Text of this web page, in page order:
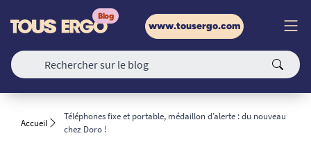
www.tousergo.com
Accueil
Téléphones fixe et portable, médaillon d’alerte : du nouveau
chez Doro !